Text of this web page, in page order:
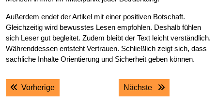
Außerdem endet der Artikel mit einer positiven Botschaft.
Gleichzeitig wird bewusstes Lesen empfohlen. Deshalb fühlen
sich Leser gut begleitet. Zudem bleibt der Text leicht verständlich.
Währenddessen entsteht Vertrauen. Schließlich zeigt sich, dass
sachliche Inhalte Orientierung und Sicherheit geben können.
Post
navigation
VorherigePrevious post: Nächste Next post: